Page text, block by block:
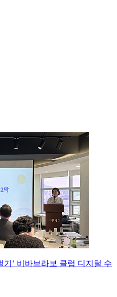
기’ 비바브라보 클럽 디지털 수